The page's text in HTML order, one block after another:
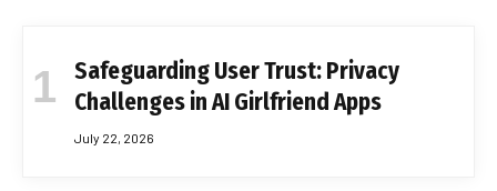
Safeguarding User Trust: Privacy
Challenges in AI Girlfriend Apps
July 22, 2026